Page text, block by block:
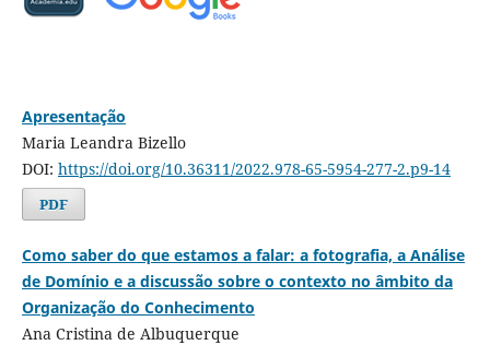
Apresentação
Maria Leandra Bizello
DOI: https://doi.org/10.36311/2022.978-65-5954-277-2.p9-14
PDF
Como saber do que estamos a falar: a fotografia, a Análise
de Domínio e a discussão sobre o contexto no âmbito da
Organização do Conhecimento
Ana Cristina de Albuquerque